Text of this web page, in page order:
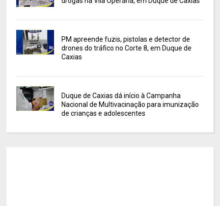
PM apreende fuzis, pistolas e detector de
drones do tráfico no Corte 8, em Duque de
Caxias
Duque de Caxias dá início à Campanha
Nacional de Multivacinação para imunização
de crianças e adolescentes